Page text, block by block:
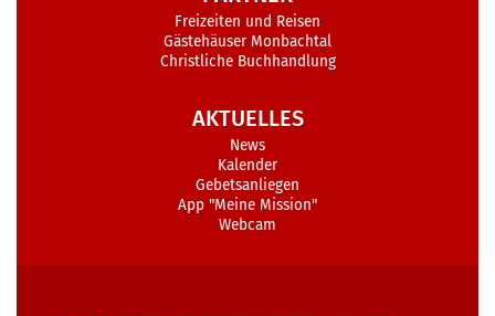
Freizeiten und Reisen
Gästehäuser Monbachtal
Christliche Buchhandlung
AKTUELLES
News
Kalender
Gebetsanliegen
App "Meine Mission"
Webcam